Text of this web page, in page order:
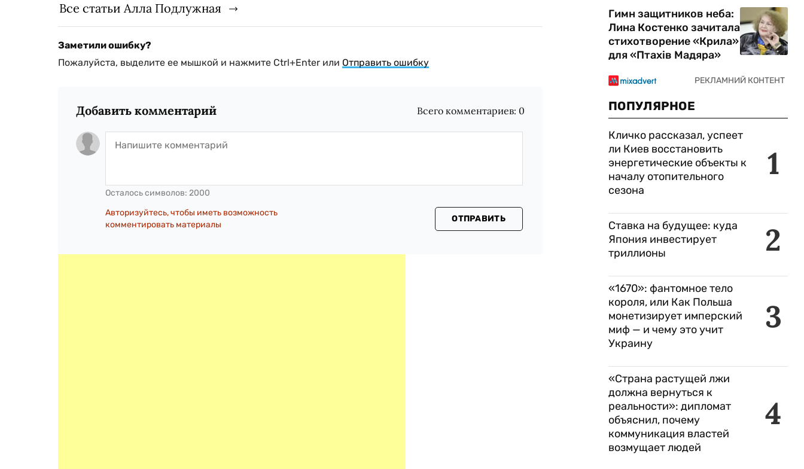
Все статьи Алла Подлужная
Заметили ошибку?
Пожалуйста, выделите ее мышкой и нажмите Ctrl+Enter или Отправить ошибку
Добавить комментарий Всего комментариев: 0
Осталось символов: 2000
Авторизуйтесь, чтобы иметь возможность
комментировать материалы
ОТПРАВИТЬ
Гимн защитников неба:
Лина Костенко зачитала
стихотворение «Крила»
для «Птахів Мадяра»
ПОПУЛЯРНОЕ
1
Кличко рассказал, успеет
ли Киев восстановить
энергетические объекты к
началу отопительного
сезона
2
Ставка на будущее: куда
Япония инвестирует
триллионы
3
«1670»: фантомное тело
короля, или Как Польша
монетизирует имперский
миф — и чему это учит
Украину
4
«Страна растущей лжи
должна вернуться к
реальности»: дипломат
объяснил, почему
коммуникация властей
возмущает людей